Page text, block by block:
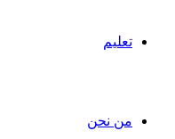
تعليم
من نحن